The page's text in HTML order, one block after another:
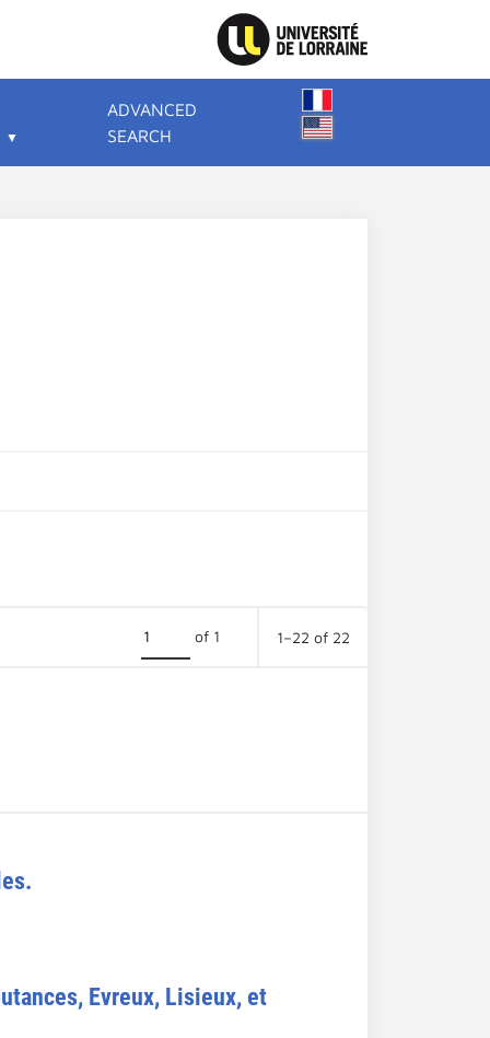
ADVANCED
SEARCH
of 1 1–22 of 22
Evreux, Lisieux, et